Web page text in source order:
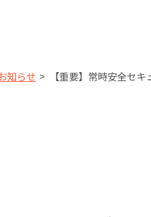
知らせ 【重要】常時安全セ